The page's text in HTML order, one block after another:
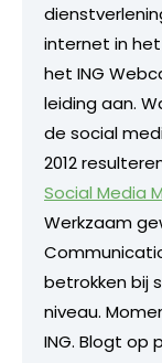
internet in
het ING
leiding aan.
de social
2012
Social Media
Werkzaam
betrokken bij
niveau.
ING. Blogt op